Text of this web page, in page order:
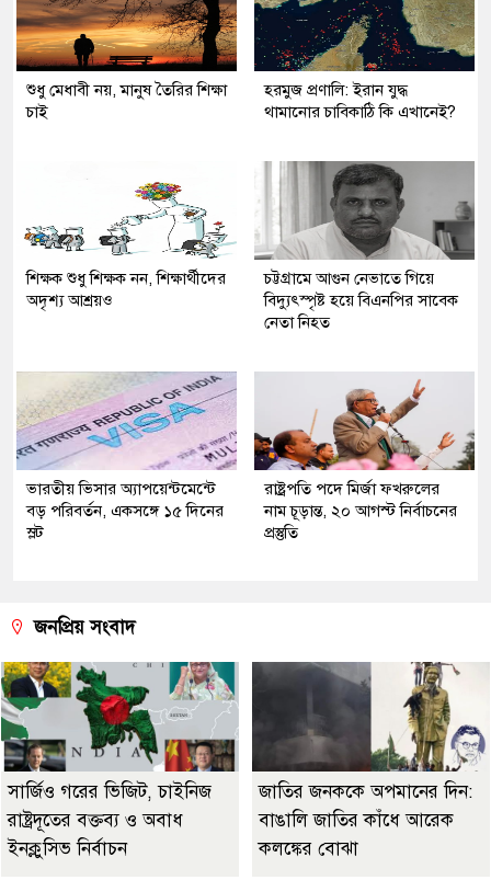
শুধু মেধাবী নয়, মানুষ তৈরির শিক্ষা
চাই
হরমুজ প্রণালি: ইরান যুদ্ধ
থামানোর চাবিকাঠি কি এখানেই?
শিক্ষক শুধু শিক্ষক নন, শিক্ষার্থীদের
অদৃশ্য আশ্রয়ও
চট্টগ্রামে আগুন নেভাতে গিয়ে
বিদ্যুৎস্পৃষ্ট হয়ে বিএনপির সাবেক
নেতা নিহত
ভারতীয় ভিসার অ্যাপয়েন্টমেন্টে
বড় পরিবর্তন, একসঙ্গে ১৫ দিনের
স্লট
রাষ্ট্রপতি পদে মির্জা ফখরুলের
নাম চূড়ান্ত, ২০ আগস্ট নির্বাচনের
প্রস্তুতি
জনপ্রিয় সংবাদ
সার্জিও গরের ভিজিট, চাইনিজ
রাষ্ট্রদূতের বক্তব্য ও অবাধ
ইনক্লুসিভ নির্বাচন
জাতির জনককে অপমানের দিন:
বাঙালি জাতির কাঁধে আরেক
কলঙ্কের বোঝা